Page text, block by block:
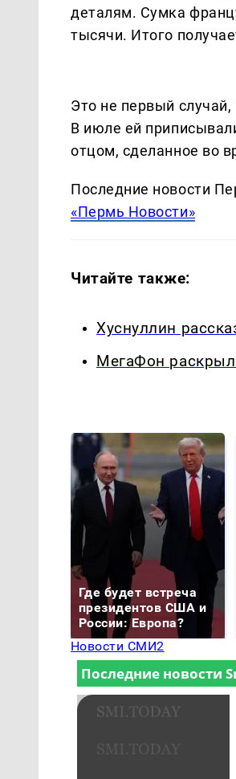
деталям. Сумка
тысячи. Итого
Это не первый
В июле ей
отцом, сделанное во
Последние новости
«Пермь Новости»
Читайте также:
Хуснуллин
МегаФон раскрыл
Где будет встреча
президентов США и
России: Европа?
Новости СМИ2